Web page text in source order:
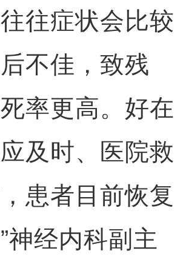
往症状会比较
不佳，致残
率更高。好在
及时、医院救
患者目前恢复
神经内科副主